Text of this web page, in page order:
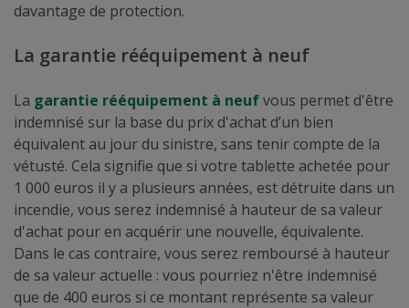
davantage de protection.
La garantie rééquipement à neuf
La garantie rééquipement à neufvous permet d'être
indemnisé sur la base du prix d'achat d’un bien
équivalent au jour du sinistre, sans tenir compte de la
vétusté. Cela signifie que si votre tablette achetée pour
1 000 euros il y a plusieurs années, est détruite dans un
incendie, vous serez indemnisé à hauteur de sa valeur
d'achat pour en acquérir une nouvelle, équivalente.
Dans le cas contraire, vous serez remboursé à hauteur
de sa valeur actuelle : vous pourriez n'être indemnisé
que de 400 euros si ce montant représente sa valeur